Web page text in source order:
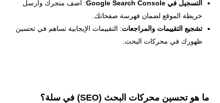
التسجيل في Google Search Console
: أضف متجرك وأرسل
خريطة الموقع لضمان فهرسة صفحاتك.
تشجيع التقييمات والمراجعات: التقييمات الإيجابية تساهم في تحسين
ظهورك في محركات البحث.
ما هو تحسين محركات البحث (SEO) في سلة؟